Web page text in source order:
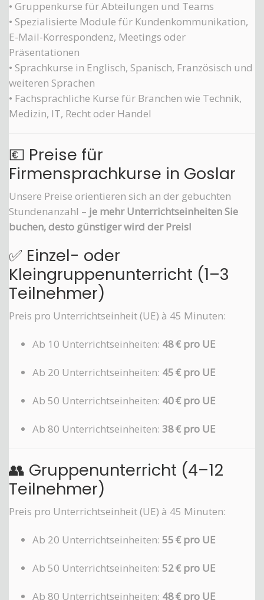
• Gruppenkurse für Abteilungen und Teams
• Spezialisierte Module für Kundenkommunikation,
E-Mail-Korrespondenz, Meetings oder
Präsentationen
• Sprachkurse in Englisch, Spanisch, Französisch und
weiteren Sprachen
• Fachsprachliche Kurse für Branchen wie Technik,
Medizin, IT, Recht oder Handel
💶 Preise für
Firmensprachkurse in Goslar
Unsere Preise orientieren sich an der gebuchten
Stundenanzahl – je mehr Unterrichtseinheiten Sie
buchen, desto günstiger wird der Preis!
✅ Einzel- oder
Kleingruppenunterricht (1–3
Teilnehmer)
Preis pro Unterrichtseinheit (UE) à 45 Minuten:
Ab 10 Unterrichtseinheiten: 48 € pro UE
Ab 20 Unterrichtseinheiten: 45 € pro UE
Ab 50 Unterrichtseinheiten: 40 € pro UE
Ab 80 Unterrichtseinheiten: 38 € pro UE
👥 Gruppenunterricht (4–12
Teilnehmer)
Preis pro Unterrichtseinheit (UE) à 45 Minuten:
Ab 20 Unterrichtseinheiten: 55 € pro UE
Ab 50 Unterrichtseinheiten: 52 € pro UE
Ab 80 Unterrichtseinheiten: 48 € pro UE